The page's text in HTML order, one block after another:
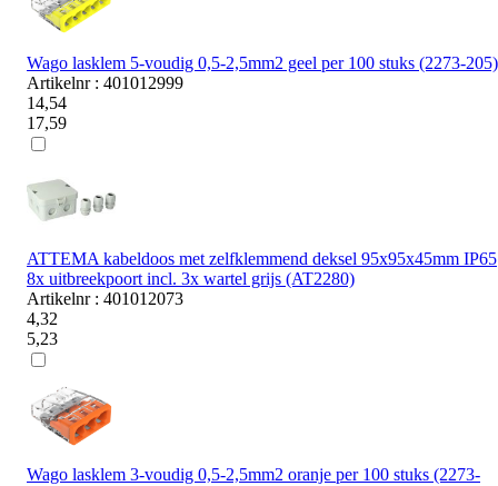
Wago lasklem 5-voudig 0,5-2,5mm2 geel per 100 stuks (2273-205)
Artikelnr : 401012999
14,54
17,59
ATTEMA kabeldoos met zelfklemmend deksel 95x95x45mm IP65
8x uitbreekpoort incl. 3x wartel grijs (AT2280)
Artikelnr : 401012073
4,32
5,23
Wago lasklem 3-voudig 0,5-2,5mm2 oranje per 100 stuks (2273-